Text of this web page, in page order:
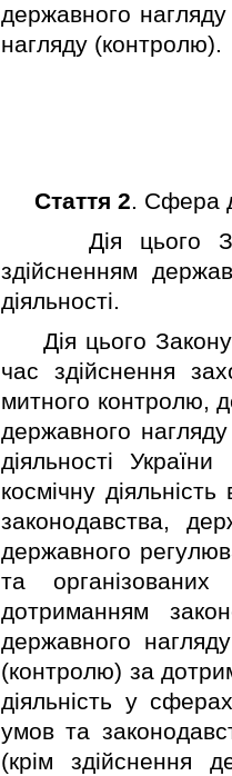
державного
нагляду (контролю).
Стаття 2. Сфера
Дiя цього
здiйсненням
дiяльностi.
Дiя цього Закону
час здiйснення
митного контролю,
державного
дiяльностi
космiчну
законодавства,
державного
та
дотриманням
державного
(контролю) за
дiяльнiсть у
умов та
(крiм здiйснення